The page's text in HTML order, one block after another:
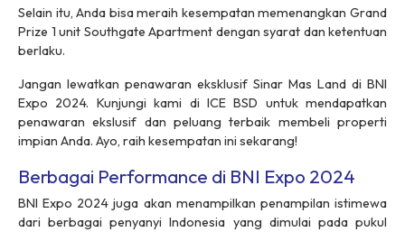
Selain itu, Anda bisa meraih kesempatan memenangkan Grand
Prize 1 unit Southgate Apartment dengan syarat dan ketentuan
berlaku.
Jangan lewatkan penawaran eksklusif Sinar Mas Land di BNI
Expo 2024. Kunjungi kami di ICE BSD untuk mendapatkan
penawaran ekslusif dan peluang terbaik membeli properti
impian Anda. Ayo, raih kesempatan ini sekarang!
Berbagai Performance di BNI Expo 2024
BNI Expo 2024 juga akan menampilkan penampilan istimewa
dari berbagai penyanyi Indonesia yang dimulai pada pukul